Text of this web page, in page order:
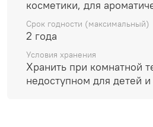
Очищающие продукты до 5%
Подходит для
косметики, для
Срок годности (максимальный)
2 года
Условия хранения
Хранить при комнатной
недоступном для детей